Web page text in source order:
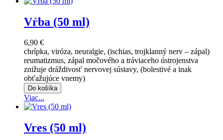
Vŕba (50 ml)
6,90 €
chrípka, viróza, neuralgie, (ischias, trojklanný nerv – zápal)
reumatizmus, zápal močového a tráviaceho ústrojenstva
znižuje dráždivosť nervovej sústavy, (bolestivé a inak
obťažujúce vnemy)
Do košíka
Viac...
Vres (50 ml)